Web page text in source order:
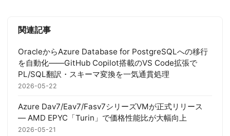
関連記事
OracleからAzure Database for PostgreSQLへの移行
を自動化——GitHub Copilot搭載のVS Code拡張で
PL/SQL翻訳・スキーマ変換を一気通貫処理
2026-05-22
Azure Dav7/Eav7/Fasv7シリーズVMが正式リリース
— AMD EPYC「Turin」で価格性能比が大幅向上
2026-05-21